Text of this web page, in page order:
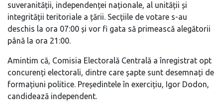
suveranității, independenței naționale, al unității și
integrității teritoriale a țării. Secțiile de votare s-au
deschis la ora 07:00 și vor fi gata să primească alegătorii
până la ora 21:00.
Amintim că, Comisia Electorală Centrală a înregistrat opt
concurenți electorali, dintre care șapte sunt desemnați de
formațiuni politice. Președintele în exercițiu, Igor Dodon,
candidează independent.